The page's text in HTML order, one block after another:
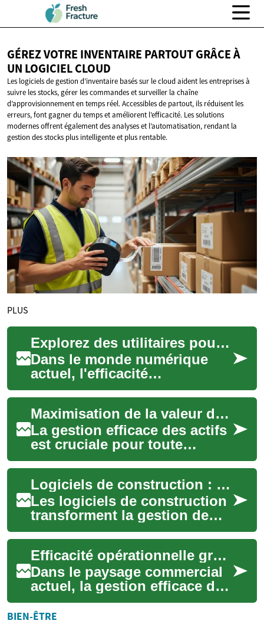
GÉREZ VOTRE INVENTAIRE PARTOUT GRÂCE À
UN LOGICIEL CLOUD
Les logiciels de gestion d’inventaire basés sur le cloud aident les entreprises à
suivre les stocks, gérer les commandes et surveiller la chaîne
d’approvisionnement en temps réel. Accessibles de partout, ils réduisent les
erreurs, font gagner du temps et améliorent l’efficacité. Les solutions
modernes offrent également des analyses et l’automatisation, rendant la
gestion des stocks plus intelligente et plus rentable.
PLUS
Explorez des utilitaires pour optimiser votre travail
Dans le monde numérique
actuel, l'efficacité
professionnelle repose
souvent sur l'utilisation
judicieuse d'applicatio...
Maximisation de la valeur de votre capital matériel
La gestion efficace des actifs
est cruciale pour toute
organisation qui dépend de
son capital matériel pour
fonctionn...
Logiciels de construction : guide complet pour les professionnels
Les logiciels de construction
transforment la gestion de
projets dans le secteur du
bâtiment et des travaux
publics. ...
Efficacité opérationnelle grâce à la gestion unifiée
Dans le paysage commercial
actuel, la gestion efficace des
actifs est essentielle pour
maintenir un avantage
BIEN-ÊTRE